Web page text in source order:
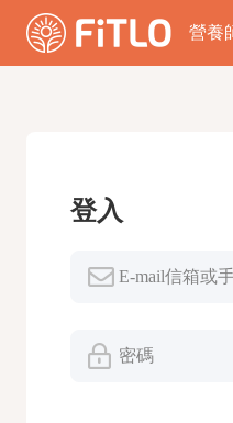
營養
登入
E-mail信箱或
密碼